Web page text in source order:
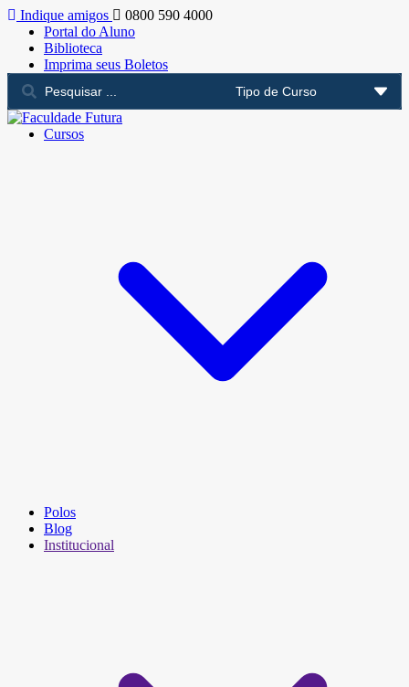
Indique amigos
0800 590 4000
Portal do Aluno
Biblioteca
Imprima seus Boletos
Cursos
Polos
Blog
Institucional